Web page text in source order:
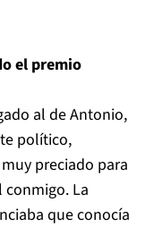
el premio
al de Antonio,
político,
preciado para
La
que conocía